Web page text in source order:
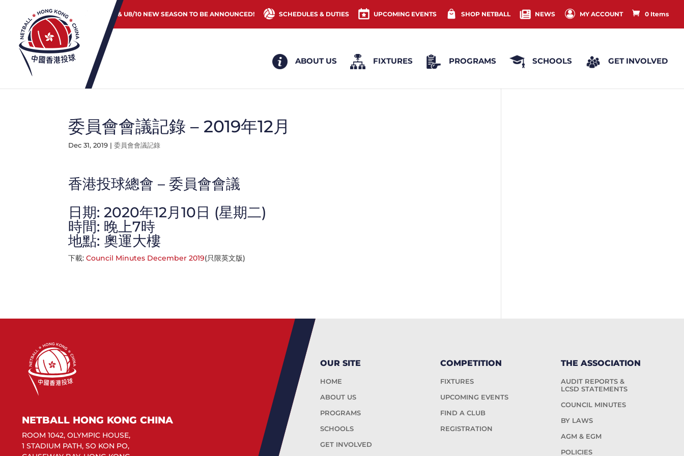
JUNIOR & U8/10 NEW SEASON TO BE ANNOUNCED! SCHEDULES & DUTIES UPCOMING EVENTS SHOP NETBALL NEWS MY ACCOUNT 0 Items
ABOUT US FIXTURES PROGRAMS SCHOOLS GET INVOLVED
委員會會議記錄 – 2019年12月
Dec 31, 2019 |委員會會議記錄
香港投球總會 – 委員會會議
日期: 2020年12月10日 (星期二)
時間: 晚上7時
地點: 奧運大樓
下載:Council Minutes December 2019(只限英文版)
NETBALL HONG KONG CHINA
ROOM 1042, OLYMPIC HOUSE,
1 STADIUM PATH, SO KON PO,
OUR SITE
HOME
ABOUT US
PROGRAMS
SCHOOLS
GET INVOLVED
COMPETITION
FIXTURES
UPCOMING EVENTS
FIND A CLUB
REGISTRATION
THE ASSOCIATION
AUDIT REPORTS &
LCSD STATEMENTS
COUNCIL MINUTES
BY LAWS
AGM & EGM
POLICIES